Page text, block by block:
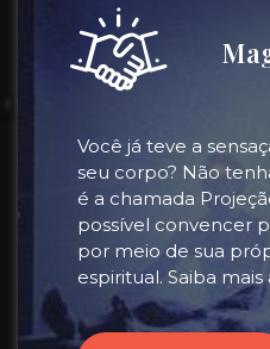
Você já teve a
seu corpo? Não
é a chamada
possível convencer
por meio de sua
espiritual. Saiba mais